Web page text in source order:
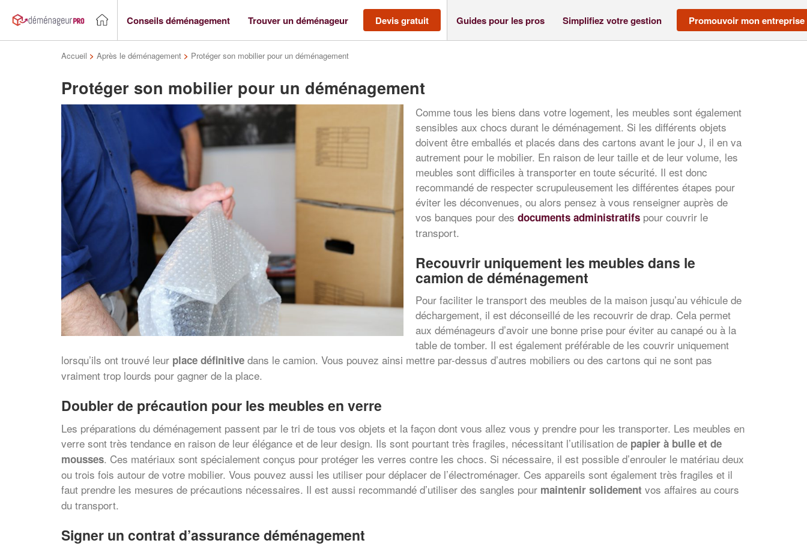
Conseils déménagement Trouver un déménageur Devis gratuit Guides pour les pros Simplifiez votre gestion Promouvoir mon entreprise
Accueil > Après le déménagement > Protéger son mobilier pour un déménagement
Protéger son mobilier pour un déménagement
Comme tous les biens dans votre logement, les meubles sont également
sensibles aux chocs durant le déménagement. Si les différents objets
doivent être emballés et placés dans des cartons avant le jour J, il en va
autrement pour le mobilier. En raison de leur taille et de leur volume, les
meubles sont difficiles à transporter en toute sécurité. Il est donc
recommandé de respecter scrupuleusement les différentes étapes pour
éviter les déconvenues, ou alors pensez à vous renseigner auprès de
vos banques pour des documents administratifs pour couvrir le
transport.
Recouvrir uniquement les meubles dans le
camion de déménagement
Pour faciliter le transport des meubles de la maison jusqu’au véhicule de
déchargement, il est déconseillé de les recouvrir de drap. Cela permet
aux déménageurs d’avoir une bonne prise pour éviter au canapé ou à la
table de tomber. Il est également préférable de les couvrir uniquement
lorsqu’ils ont trouvé leur place définitive dans le camion. Vous pouvez ainsi mettre par-dessus d’autres mobiliers ou des cartons qui ne sont pas
vraiment trop lourds pour gagner de la place.
Doubler de précaution pour les meubles en verre
Les préparations du déménagement passent par le tri de tous vos objets et la façon dont vous allez vous y prendre pour les transporter. Les meubles en
verre sont très tendance en raison de leur élégance et de leur design. Ils sont pourtant très fragiles, nécessitant l’utilisation de papier à bulle et de
mousses. Ces matériaux sont spécialement conçus pour protéger les verres contre les chocs. Si nécessaire, il est possible d’enrouler le matériau deux
ou trois fois autour de votre mobilier. Vous pouvez aussi les utiliser pour déplacer de l’électroménager. Ces appareils sont également très fragiles et il
faut prendre les mesures de précautions nécessaires. Il est aussi recommandé d’utiliser des sangles pour maintenir solidement vos affaires au cours
du transport.
Signer un contrat d’assurance déménagement